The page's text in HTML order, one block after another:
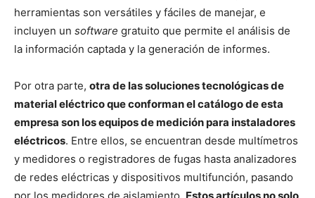
herramientas son versátiles y fáciles de manejar, e
incluyen un software gratuito que permite el análisis de
la información captada y la generación de informes.
Por otra parte, otra de las soluciones tecnológicas de
material eléctrico que conforman el catálogo de esta
empresa son los equipos de medición para instaladores
eléctricos. Entre ellos, se encuentran desde multímetros
y medidores o registradores de fugas hasta analizadores
de redes eléctricas y dispositivos multifunción, pasando